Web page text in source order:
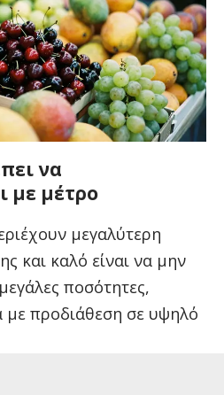
να
με μέτρο
μεγαλύτερη
και καλό είναι να μην
ποσότητες,
με προδιάθεση σε υψηλό